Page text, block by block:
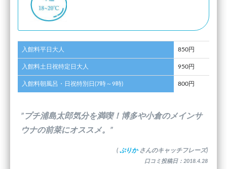
入館料平日大人 850円
入館料土日祝特定日大人 950円
入館料朝風呂・日祝特別日(7時～9時) 800円
”プチ浦島太郎気分を満喫！博多や小倉のメインサ
ウナの前菜にオススメ。”
( ぷりか さんのキャッチフレーズ)
口コミ投稿日：2018.4.28